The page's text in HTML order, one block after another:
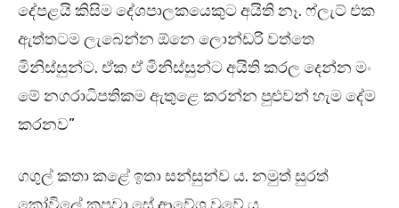
දේපළයි කිසිම දේශපාලකයෙකුට අයිති නෑ. ෆ්ලැට් එක
ඇත්තටම ලැබෙන්න ඕනෙ ලොන්ඩරි වත්තෙ
මිනිස්සුන්ට. ඒක ඒ මිනිස්සුන්ට අයිති කරල දෙන්න මං
මේ නගරාධිපතිකම ඇතුළෙ කරන්න පුළුවන් හැම දේම
කරනව”
ගගුල් කතා කළේ ඉතා සන්සුන්ව ය. නමුත් සුරත්